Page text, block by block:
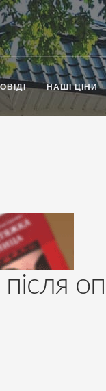
НАШІ ЦІНИ